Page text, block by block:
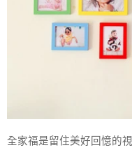
全家福是留住美好回憶的